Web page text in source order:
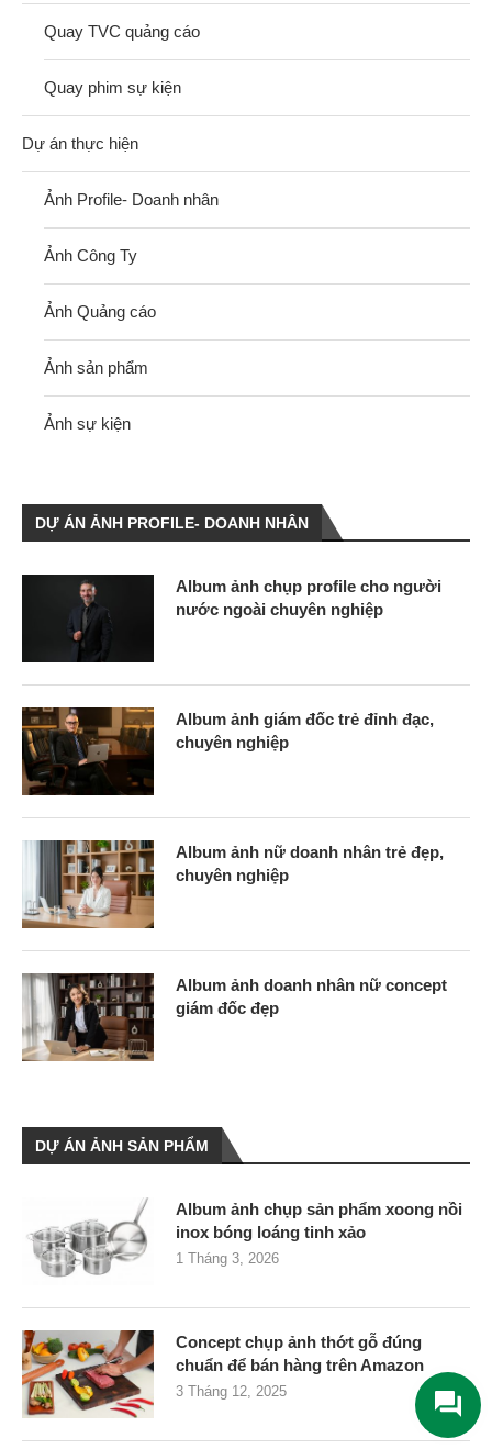
Quay TVC quảng cáo
Quay phim sự kiện
Dự án thực hiện
Ảnh Profile- Doanh nhân
Ảnh Công Ty
Ảnh Quảng cáo
Ảnh sản phẩm
Ảnh sự kiện
DỰ ÁN ẢNH PROFILE- DOANH NHÂN
Album ảnh chụp profile cho người
nước ngoài chuyên nghiệp
Album ảnh giám đốc trẻ đỉnh đạc,
chuyên nghiệp
Album ảnh nữ doanh nhân trẻ đẹp,
chuyên nghiệp
Album ảnh doanh nhân nữ concept
giám đốc đẹp
DỰ ÁN ẢNH SẢN PHẨM
Album ảnh chụp sản phẩm xoong nồi
inox bóng loáng tinh xảo
1 Tháng 3, 2026
Concept chụp ảnh thớt gỗ đúng
chuẩn để bán hàng trên Amazon
3 Tháng 12, 2025